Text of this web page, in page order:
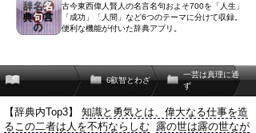
古今東西偉人賢人の名言名句およそ700を「人生」
「成功」「人間」など6つのテーマに分けて収録。
便利な機能が付いた辞典アプリ。
6叡智とわざ
一芸は真理に通
ず
【辞典内Top3】 知識と勇気とは、偉大なる仕事を造
るこの二者は人を不朽ならしむ 露の世は露の世なが